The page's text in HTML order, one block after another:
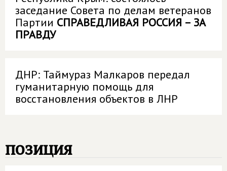
заседание Совета по делам ветеранов
Партии СПРАВЕДЛИВАЯ РОССИЯ – ЗА
ПРАВДУ
ДНР: Таймураз Малкаров передал
гуманитарную помощь для
восстановления объектов в ЛНР
позиция